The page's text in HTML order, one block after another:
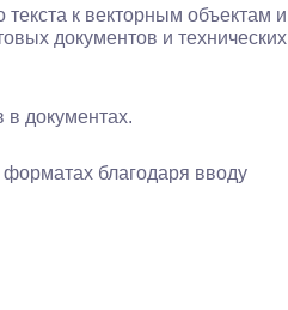
к векторным объектам и
документов и технических
документах.
благодаря вводу